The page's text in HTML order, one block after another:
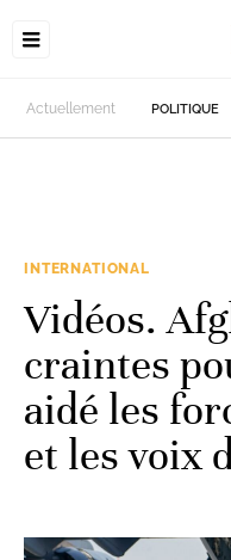
Actuellement POLITIQUE
INTERNATIONAL
Vidéos.
craintes
aidé les
et les voix